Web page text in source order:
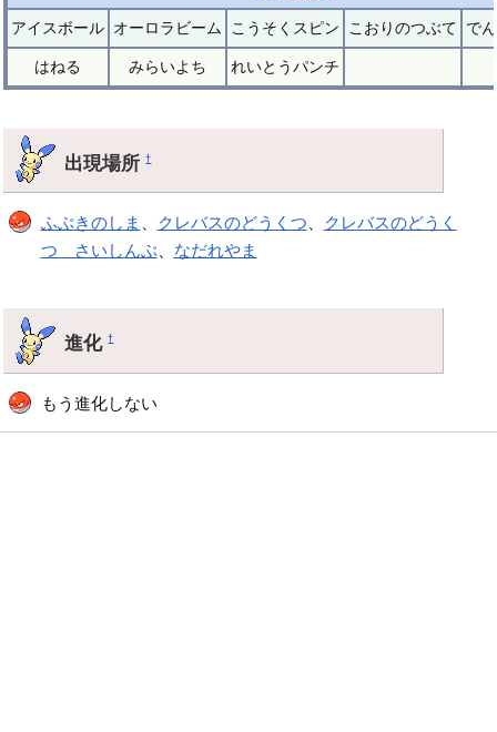
アイスボール オーロラビーム こうそくスピン こおりのつぶて で
はねる みらいよち れいとうパンチ
出現場所†
ふぶきのしま クレバスのどうくつ
クレバスのどうく
つ さいしんぶ
なだれやま
進化†
もう進化しない